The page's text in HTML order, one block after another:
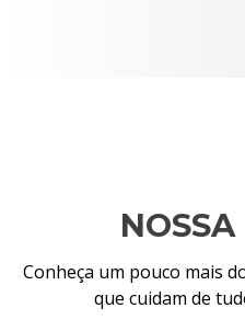
Conheça um pouco mais
que cuidam de